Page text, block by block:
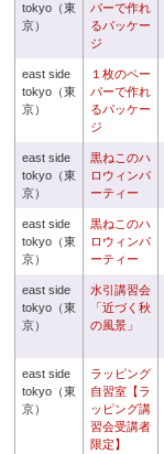
tokyo（東
京）
パーで作れ
るパッケー
ジ
east side
tokyo（東
京）
１枚のペー
パーで作れ
るパッケー
ジ
east side
tokyo（東
京）
黒ねこのハ
ロウィンパ
ーティー
east side
tokyo（東
京）
黒ねこのハ
ロウィンパ
ーティー
east side
tokyo（東
京）
水引講習会
「近づく秋
の風景」
east side
tokyo（東
京）
ラッピング
自習室【ラ
ッピング講
習会受講者
限定】